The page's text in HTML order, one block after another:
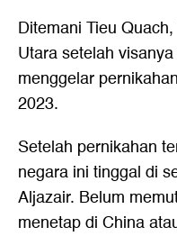
Ditemani Tieu
Utara setelah
menggelar
2023.
Setelah pernikahan
negara ini tinggal di
Aljazair. Belum
menetap di China